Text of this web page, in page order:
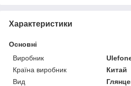
Характеристики
Основні
Виробник
Країна виробник
Китай
Вид